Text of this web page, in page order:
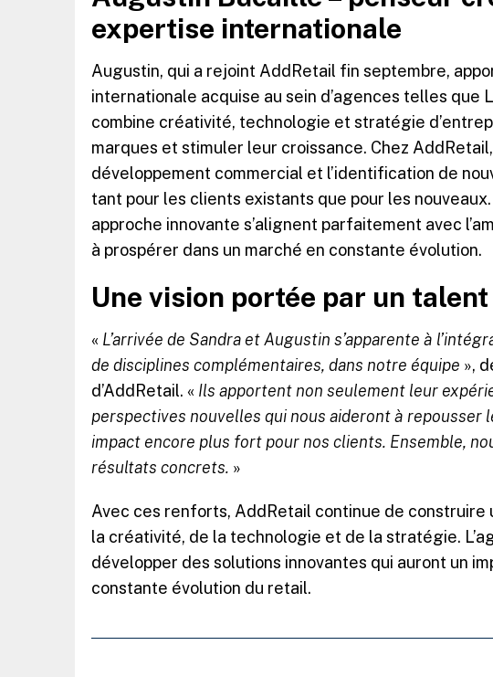
expertise internationale
Augustin, qui a rejoint AddRetail fin septembre,
internationale acquise au sein d’agences telles que
combine créativité, technologie et stratégie
marques et stimuler leur croissance. Chez
développement commercial et l’identification de
tant pour les clients existants que pour les
approche innovante s’alignent parfaitement avec
à prospérer dans un marché en constante évolution.
Une vision portée par un
« L’arrivée de Sandra et Augustin s’apparente à
de disciplines complémentaires, dans notre équipe »,
d’AddRetail. « Ils apportent non seulement leur
perspectives nouvelles qui nous aideront à repousser
impact encore plus fort pour nos clients. Ensemble,
résultats concrets. »
Avec ces renforts, AddRetail continue de construire
la créativité, de la technologie et de la stratégie.
développer des solutions innovantes qui auront un
constante évolution du retail.